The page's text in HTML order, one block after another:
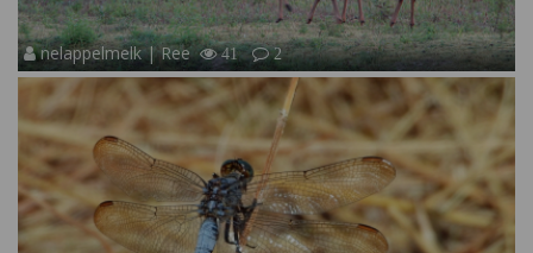
nelappelmelk | Ree 41 2